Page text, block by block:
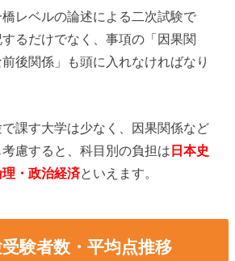
レベルの論述による二次試験で
るだけでなく、事項の「因果関
後関係」も頭に入れなければなり
課す大学は少なく、因果関係など
慮すると、科目別の負担は 日本史
・政治経済といえます。
験者数・平均点推移